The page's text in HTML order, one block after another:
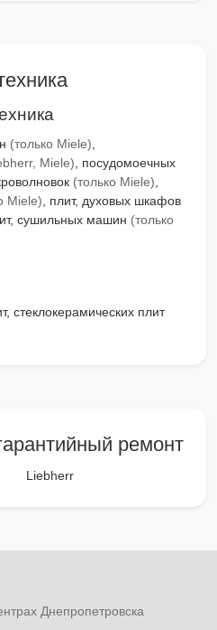
(только Miele)
Miele) , посудомоечных
(только Miele)
Miele) , плит, духовых шкафов
сушильных машин (только
стеклокерамических плит
ремонт
Liebherr
Днепропетровска